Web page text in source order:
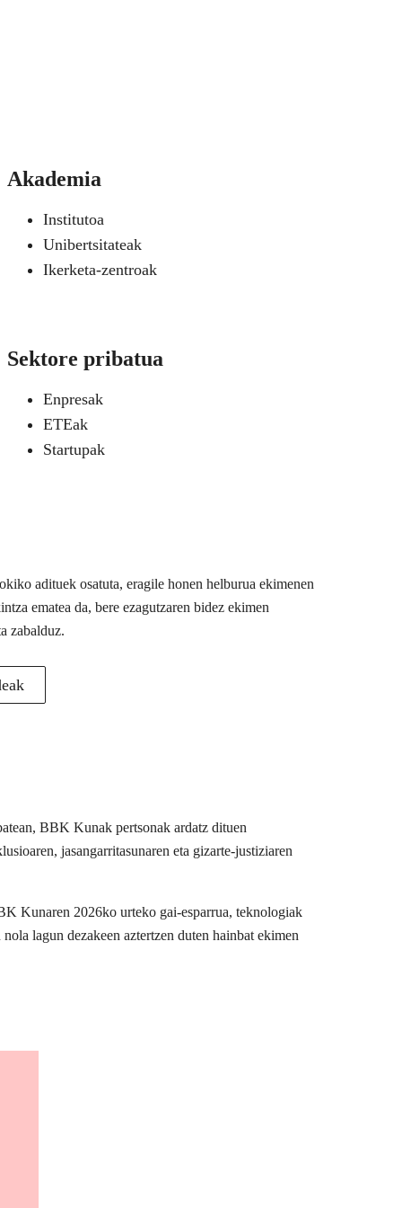
Akademia
Institutoa
Unibertsitateak
Ikerketa-zentroak
Sektore pribatua
Enpresak
ETEak
Startupak
adituek osatuta, eragile honen helburua ekimenen
ematea da, bere ezagutzaren bidez ekimen
zabalduz.
BBK Kunak pertsonak ardatz dituen
jasangarritasunaren eta gizarte-justiziaren
Kunaren 2026ko urteko gai-esparrua, teknologiak
lagun dezakeen aztertzen duten hainbat ekimen